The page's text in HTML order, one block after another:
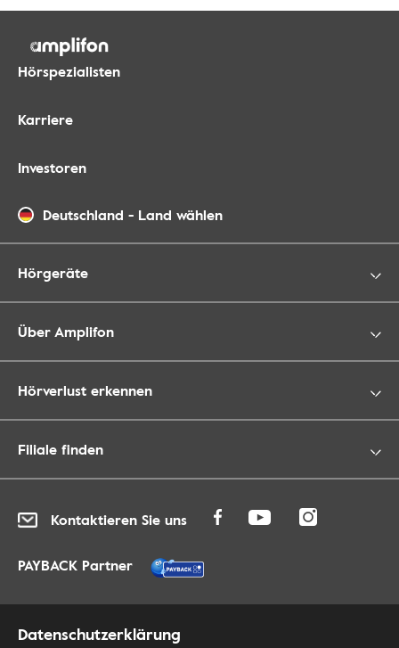
Hörspezialisten
Karriere
Investoren
Deutschland - Land wählen
Hörgeräte
Über Amplifon
Hörverlust erkennen
Filiale finden
Kontaktieren Sie uns
PAYBACK Partner
Datenschutzerklärung